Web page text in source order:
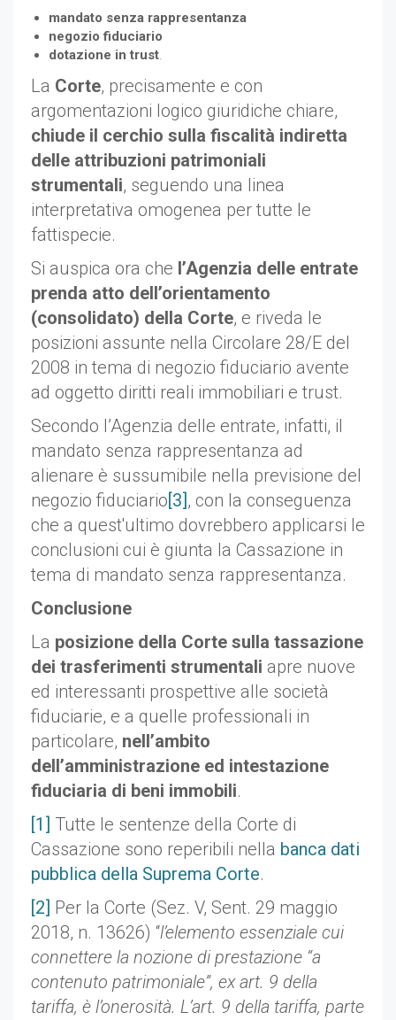
mandato senza rappresentanza
negozio fiduciario
dotazione in trust.
La Corte, precisamente e con
argomentazioni logico giuridiche chiare,
chiude il cerchio sulla fiscalità indiretta
delle attribuzioni patrimoniali
strumentali, seguendo una linea
interpretativa omogenea per tutte le
fattispecie.
Si auspica ora che l’Agenzia delle entrate
prenda atto dell’orientamento
(consolidato) della Corte, e riveda le
posizioni assunte nella Circolare 28/E del
2008 in tema di negozio fiduciario avente
ad oggetto diritti reali immobiliari e trust.
Secondo l’Agenzia delle entrate, infatti, il
mandato senza rappresentanza ad
alienare è sussumibile nella previsione del
negozio fiduciario[3], con la conseguenza
che a quest'ultimo dovrebbero applicarsi le
conclusioni cui è giunta la Cassazione in
tema di mandato senza rappresentanza.
Conclusione
La posizione della Corte sulla tassazione
dei trasferimenti strumentali apre nuove
ed interessanti prospettive alle società
fiduciarie, e a quelle professionali in
particolare, nell’ambito
dell’amministrazione ed intestazione
fiduciaria di beni immobili.
[1] Tutte le sentenze della Corte di
Cassazione sono reperibili nella banca dati
pubblica della Suprema Corte.
[2] Per la Corte (Sez. V, Sent. 29 maggio
2018, n. 13626) “l’elemento essenziale cui
connettere la nozione di prestazione “a
contenuto patrimoniale”, ex art. 9 della
tariffa, è l’onerosità. L’art. 9 della tariffa, parte